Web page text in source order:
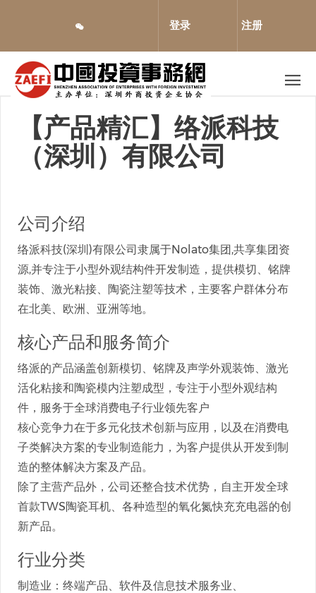
主
登录 注册
【产品精汇】络派科技
（深圳）有限公司
公司介绍
络派科技(深圳)有限公司隶属于Nolato集团,共享集团资
源,并专注于小型外观结构件开发制造，提供模切、铭牌
装饰、激光粘接、陶瓷注塑等技术，主要客户群体分布
在北美、欧洲、亚洲等地。
核心产品和服务简介
络派的产品涵盖创新模切、铭牌及声学外观装饰、激光
活化粘接和陶瓷模内注塑成型，专注于小型外观结构
件，服务于全球消费电子行业领先客户
核心竞争力在于多元化技术创新与应用，以及在消费电
子类解决方案的专业制造能力，为客户提供从开发到制
造的整体解决方案及产品。
除了主营产品外，公司还整合技术优势，自主开发全球
首款TWS陶瓷耳机、各种造型的氧化氮快充充电器的创
新产品。
行业分类
制造业：终端产品、软件及信息技术服务业、